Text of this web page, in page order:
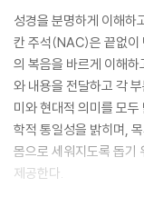
성경을 분명하게 이해하
칸 주석(NAC)은 끝없이
의 복음을 바르게 이해
와 내용을 전달하고 각
미와 현대적 의미를 모
학적 통일성을 밝히며,
몸으로 세워지도록 돕기
제공한다.